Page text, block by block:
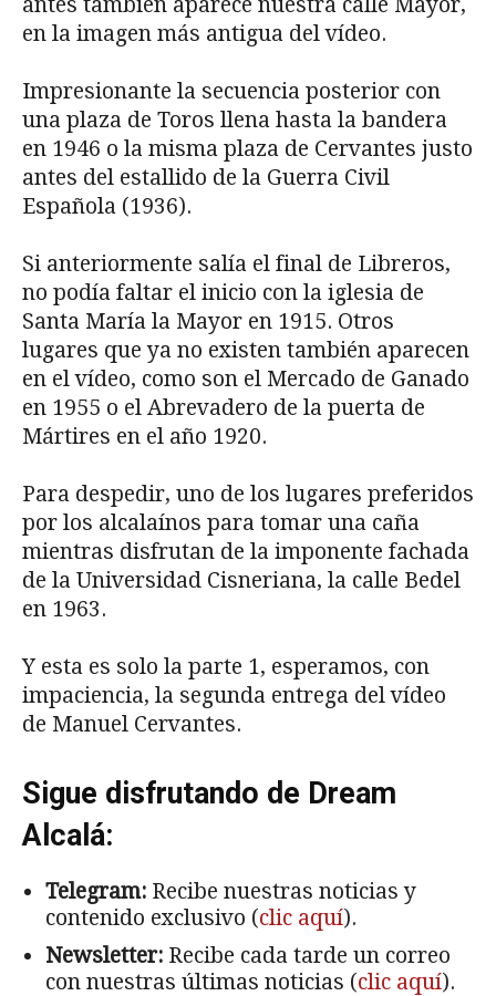
en la imagen más antigua del vídeo.
Impresionante la secuencia posterior con
una plaza de Toros llena hasta la bandera
en 1946 o la misma plaza de Cervantes justo
antes del estallido de la Guerra Civil
Española (1936).
Si anteriormente salía el final de Libreros,
no podía faltar el inicio con la iglesia de
Santa María la Mayor en 1915. Otros
lugares que ya no existen también aparecen
en el vídeo, como son el Mercado de Ganado
en 1955 o el Abrevadero de la puerta de
Mártires en el año 1920.
Para despedir, uno de los lugares preferidos
por los alcalaínos para tomar una caña
mientras disfrutan de la imponente fachada
de la Universidad Cisneriana, la calle Bedel
en 1963.
Y esta es solo la parte 1, esperamos, con
impaciencia, la segunda entrega del vídeo
de Manuel Cervantes.
Sigue disfrutando de Dream
Alcalá:
Telegram: Recibe nuestras noticias y
contenido exclusivo (clic aquí).
Newsletter: Recibe cada tarde un correo
con nuestras últimas noticias (clic aquí).